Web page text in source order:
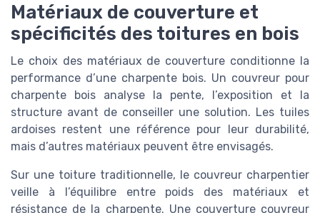
Matériaux de couverture et
spécificités des toitures en bois
Le choix des matériaux de couverture conditionne la
performance d’une charpente bois. Un couvreur pour
charpente bois analyse la pente, l’exposition et la
structure avant de conseiller une solution. Les tuiles
ardoises restent une référence pour leur durabilité,
mais d’autres matériaux peuvent être envisagés.
Sur une toiture traditionnelle, le couvreur charpentier
veille à l’équilibre entre poids des matériaux et
résistance de la charpente. Une couverture couvreur